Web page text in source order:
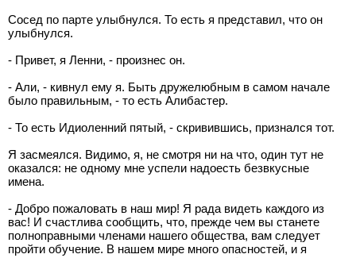
Сосед по парте улыбнулся. То есть я представил, что он
улыбнулся.
- Привет, я Ленни, - произнес он.
- Али, - кивнул ему я. Быть дружелюбным в самом начале
было правильным, - то есть Алибастер.
- То есть Идиоленний пятый, - скривившись, признался тот.
Я засмеялся. Видимо, я, не смотря ни на что, один тут не
оказался: не одному мне успели надоесть безвкусные
имена.
- Добро пожаловать в наш мир! Я рада видеть каждого из
вас! И счастлива сообщить, что, прежде чем вы станете
полноправными членами нашего общества, вам следует
пройти обучение. В нашем мире много опасностей, и я